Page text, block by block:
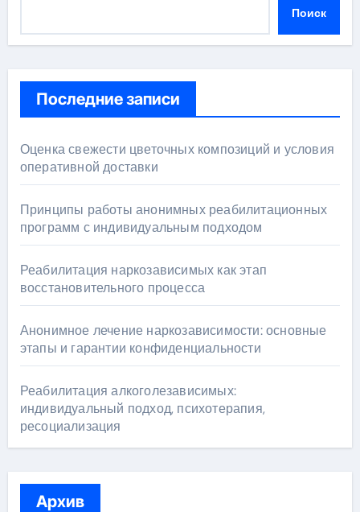
Поиск
Последние записи
Оценка свежести цветочных композиций и условия
оперативной доставки
Принципы работы анонимных реабилитационных
программ с индивидуальным подходом
Реабилитация наркозависимых как этап
восстановительного процесса
Анонимное лечение наркозависимости: основные
этапы и гарантии конфиденциальности
Реабилитация алкоголезависимых:
индивидуальный подход, психотерапия,
ресоциализация
Архив